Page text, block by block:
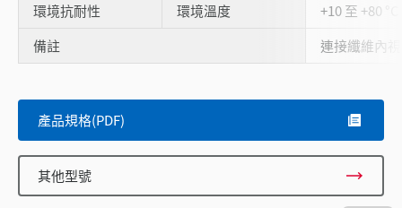
環境抗耐性
環境溫度
+10 至 +80 °C
備註
連接纖維內
產品規格(PDF)
其他型號